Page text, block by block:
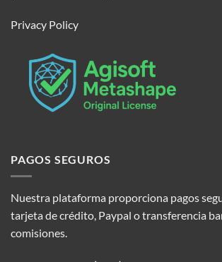
Privacy Policy
PAGOS SEGUROS
Nuestra plataforma proporciona pagos
tarjeta de crédito, Paypal o transferencia
comisiones.